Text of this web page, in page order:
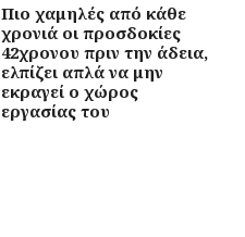
Πιο χαμηλές από κάθε
χρονιά οι προσδοκίες
42χρονου πριν την άδεια,
ελπίζει απλά να μην
εκραγεί ο χώρος
εργασίας του